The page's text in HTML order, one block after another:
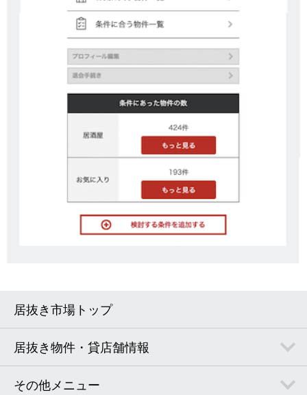
居抜き市場トップ
居抜き物件・貸店舗情報
その他メニュー